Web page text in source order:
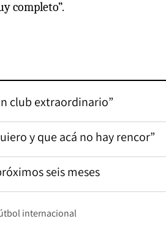
completo”.
club extraordinario”
y que acá no hay rencor”
seis meses
internacional